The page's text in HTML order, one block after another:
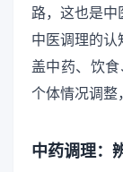
路，这也是中
中医调理的认
盖中药、饮
个体情况调整
中药调理：